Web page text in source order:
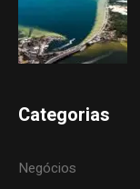
Categorias
Negócios